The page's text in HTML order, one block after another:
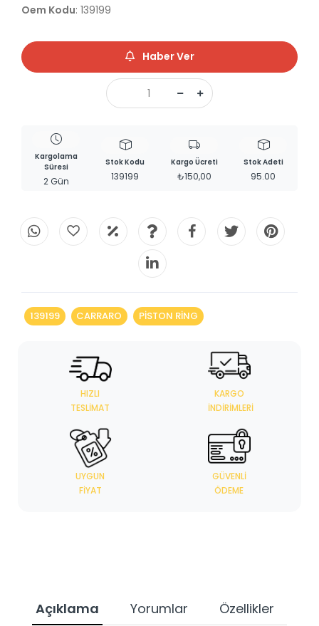
Oem Kodu: 139199
Haber Ver
Kargolama
Süresi
2 Gün
Stok Kodu
139199
Kargo Ücreti
₺150,00
Stok Adeti
95.00
139199 CARRARO PISTON RING
HIZLI
TESLIMAT
KARGO
İNDIRIMLERI
UYGUN
FIYAT
GÜVENLI
ÖDEME
Açıklama Yorumlar Özellikler